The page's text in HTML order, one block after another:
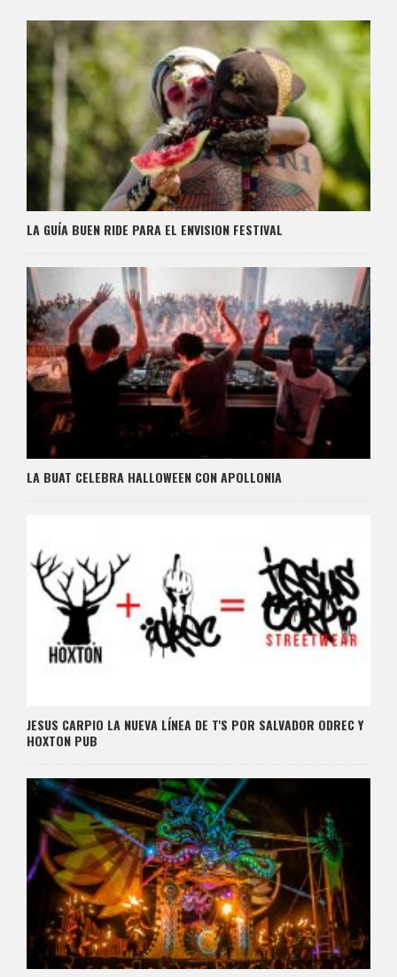
LA GUÍA BUEN RIDE PARA EL ENVISION FESTIVAL
LA BUAT CELEBRA HALLOWEEN CON APOLLONIA
JESUS CARPIO LA NUEVA LÍNEA DE T'S POR SALVADOR ODREC Y
HOXTON PUB